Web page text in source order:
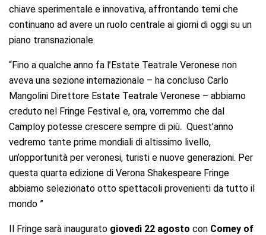
chiave sperimentale e innovativa, affrontando temi che
continuano ad avere un ruolo centrale ai giorni di oggi su un
piano transnazionale.
“Fino a qualche anno fa l’Estate Teatrale Veronese non
aveva una sezione internazionale – ha concluso Carlo
Mangolini Direttore Estate Teatrale Veronese – abbiamo
creduto nel Fringe Festival e, ora, vorremmo che dal
Camploy potesse crescere sempre di più. Quest’anno
vedremo tante prime mondiali di altissimo livello,
un’opportunità per veronesi, turisti e nuove generazioni. Per
questa quarta edizione di Verona Shakespeare Fringe
abbiamo selezionato otto spettacoli provenienti da tutto il
mondo ”
Il Fringe sarà inaugurato giovedì 22 agosto con Comey of